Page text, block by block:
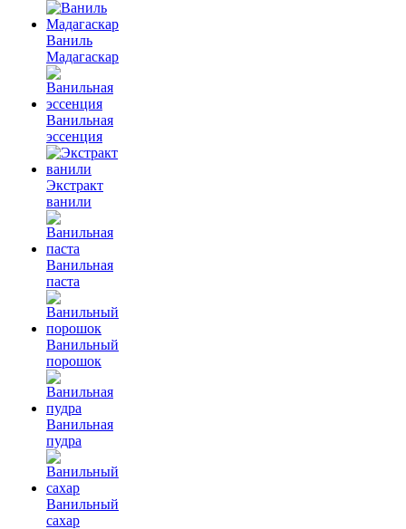
Ваниль
Мадагаскар
Ванильная
эссенция
Экстракт
ванили
Ванильная
паста
Ванильный
порошок
Ванильная
пудра
Ванильный
сахар